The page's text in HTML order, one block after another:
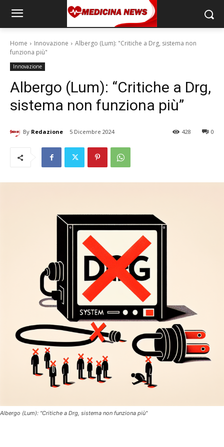
Home Innovazione
Albergo (Lum): "Critiche a Drg, sistema non
funziona più"
Innovazione
Albergo (Lum): “Critiche a Drg,
sistema non funziona più”
By Redazione 5 Dicembre 2024 0
428
Albergo (Lum): "Critiche a Drg, sistema non funziona più"